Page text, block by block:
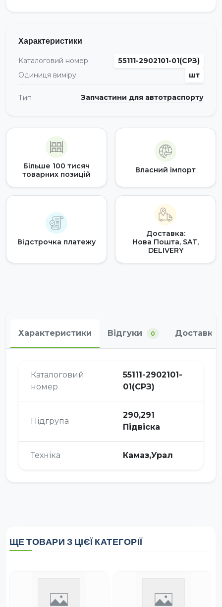
Характеристики
Каталоговий номер
55111-2902101-01(СРЗ)
Одиниця виміру
шт
Тип Запчастини для автотраспорту
Більше 100 тисяч
товарних позицій
Власний імпорт
Відстрочка платежу
Доставка:
Нова Пошта, SAT,
DELIVERY
Характеристики Відгуки 0 Доставка
Каталоговий
номер
55111-2902101-
01(СРЗ)
Підгрупа
290,291
Підвіска
Техніка Камаз,Урал
ЩЕ ТОВАРИ З ЦІЄЇ КАТЕГОРІЇ